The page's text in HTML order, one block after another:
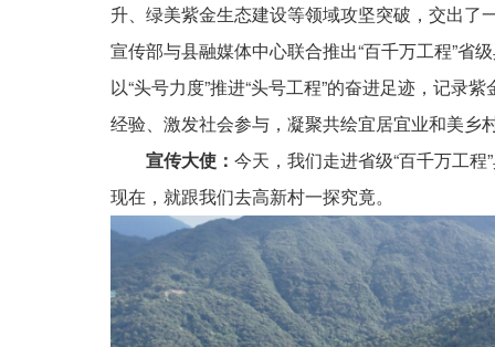
升、绿美紫金生态建设等领域攻坚突破，交出了
宣传部与县融媒体中心联合推出“百千万工程”省
以“头号力度”推进“头号工程”的奋进足迹，记录
经验、激发社会参与，凝聚共绘宜居宜业和美乡
宣传大使： 今天，我们走进省级“百千万工
现在，就跟我们去高新村一探究竟。